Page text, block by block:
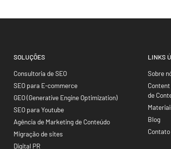
SOLUÇÕES
Consultoria de SEO
SEO para E-commerce
GEO (Generative Engine Optimization)
SEO para Youtube
Agência de Marketing de Conteúdo
Migração de sites
Digital PR
LINKS
Sobre
de
Blog
Contato